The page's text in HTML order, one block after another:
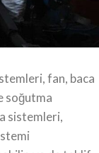
fan, baca
soğutma
sistemleri,